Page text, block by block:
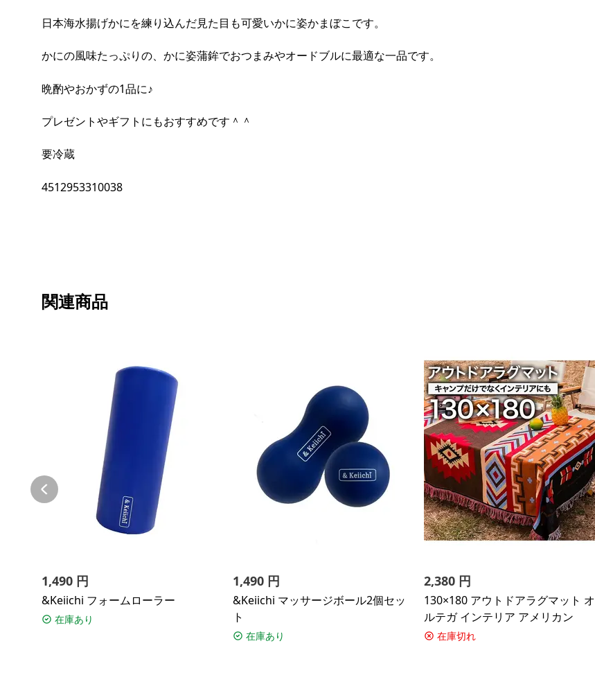
日本海水揚げかにを練り込んだ見た目も可愛いかに姿かまぼこです。
かにの風味たっぷりの、かに姿蒲鉾でおつまみやオードブルに最適な一品です。
晩酌やおかずの1品に♪
プレゼントやギフトにもおすすめです＾＾
要冷蔵
4512953310038
関連商品
1,490 円
&Keiichi フォームローラー
在庫あり
1,490 円
&Keiichi マッサージボール2個セッ
ト
在庫あり
2,380 円
130×180 アウトドアラグマット オ
ルテガ インテリア アメリカン
在庫切れ